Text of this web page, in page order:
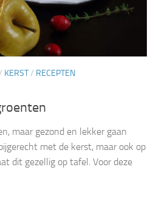
KERST/ RECEPTEN
maar gezond en lekker gaan
met de kerst, maar ook op
dit gezellig op tafel. Voor deze